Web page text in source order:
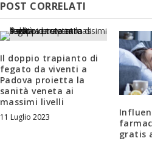
POST CORRELATI
Il doppio trapianto di
fegato da viventi a
Padova proietta la
sanità veneta ai
massimi livelli
11 Luglio 2023
gratis